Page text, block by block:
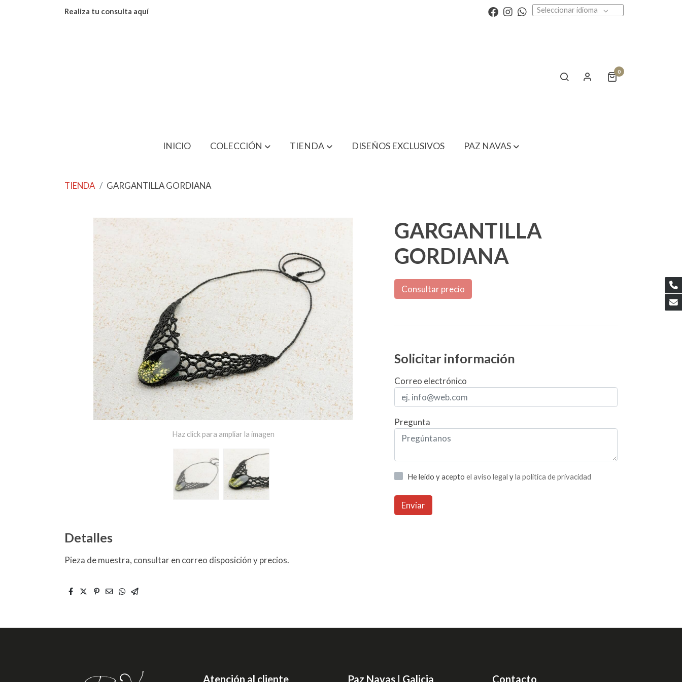
Realiza tu consulta aquí Seleccionar idioma
0
INICIO COLECCIÓN TIENDA DISEÑOS EXCLUSIVOS PAZ NAVAS
TIENDA GARGANTILLA GORDIANA
Haz click para ampliar la imagen
Detalles
Pieza de muestra, consultar en correo disposición y precios.
GARGANTILLA
GORDIANA
Consultar precio
Solicitar información
Correo electrónico
Pregunta
He leído y acepto el aviso legal yla política de privacidad
Enviar
Atención al cliente Paz Navas | Galicia Contacto